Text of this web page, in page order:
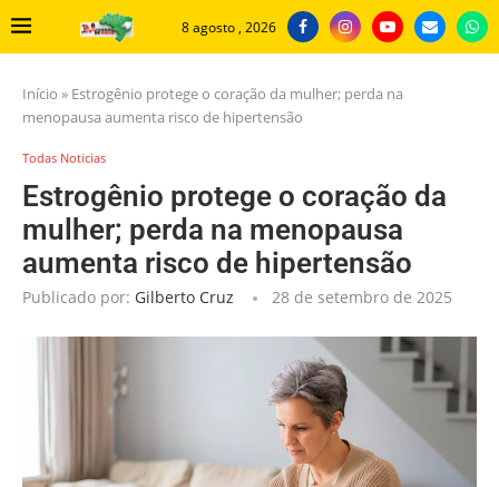
8 agosto , 2026
Início » Estrogênio protege o coração da mulher; perda na
menopausa aumenta risco de hipertensão
Todas Noticias
Estrogênio protege o coração da
mulher; perda na menopausa
aumenta risco de hipertensão
Publicado por: Gilberto Cruz 28 de setembro de 2025